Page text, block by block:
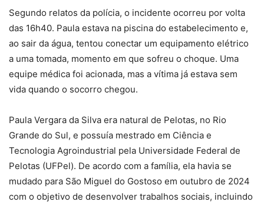
Segundo relatos da polícia, o incidente ocorreu por volta
das 16h40. Paula estava na piscina do estabelecimento e,
ao sair da água, tentou conectar um equipamento elétrico
a uma tomada, momento em que sofreu o choque. Uma
equipe médica foi acionada, mas a vítima já estava sem
vida quando o socorro chegou.
Paula Vergara da Silva era natural de Pelotas, no Rio
Grande do Sul, e possuía mestrado em Ciência e
Tecnologia Agroindustrial pela Universidade Federal de
Pelotas (UFPel). De acordo com a família, ela havia se
mudado para São Miguel do Gostoso em outubro de 2024
com o objetivo de desenvolver trabalhos sociais, incluindo